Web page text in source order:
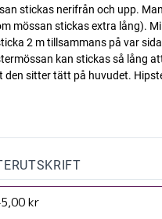
stickas nerifrån och upp.
mössan stickas extra lång).
2 m tillsammans på var
kan stickas så lång
den sitter tätt på huvudet.